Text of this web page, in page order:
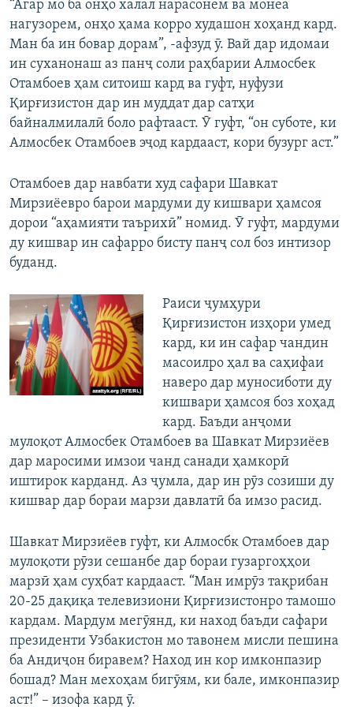
“Агар мо ба онҳо халал нарасонем ва монеа
нагузорем, онҳо ҳама корро худашон хоҳанд кард.
Ман ба ин бовар дорам”, -афзуд ӯ. Вай дар идомаи
ин суханонаш аз панҷ соли раҳбарии Алмосбек
Отамбоев ҳам ситоиш кард ва гуфт, нуфузи
Қирғизистон дар ин муддат дар сатҳи
байналмилалӣ боло рафтааст. Ӯ гуфт, “он суботе, ки
Алмосбек Отамбоев эҷод кардааст, кори бузург аст.”
Отамбоев дар навбати худ сафари Шавкат
Мирзиёевро барои мардуми ду кишвари ҳамсоя
дорои “аҳамияти таърихӣ” номид. Ӯ гуфт, мардуми
ду кишвар ин сафарро бисту панҷ сол боз интизор
буданд.
Раиси ҷумҳури
Қирғизистон изҳори умед
кард, ки ин сафар чандин
масоилро ҳал ва саҳифаи
наверо дар муносиботи ду
кишвари ҳамсоя боз хоҳад
кард. Баъди анҷоми
мулоқот Алмосбек Отамбоев ва Шавкат Мирзиёев
дар маросими имзои чанд санади ҳамкорӣ
иштирок карданд. Аз ҷумла, дар ин рӯз созиши ду
кишвар дар бораи марзи давлатӣ ба имзо расид.
Шавкат Мирзиёев гуфт, ки Алмосбк Отамбоев дар
мулоқоти рӯзи сешанбе дар бораи гузаргоҳҳои
марзӣ ҳам суҳбат кардааст. “Ман имрӯз тақрибан
20-25 дақиқа телевизиони Қирғизистонро тамошо
кардам. Мардум мегӯянд, ки наход баъди сафари
президенти Узбакистон мо тавонем мисли пешина
ба Андиҷон биравем? Наход ин кор имконпазир
бошад? Ман мехоҳам бигӯям, ки бале, имконпазир
аст!” – изофа кард ӯ.